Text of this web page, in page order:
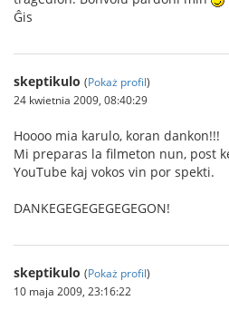
Ĝis
skeptikulo (Pokaż profil)
24 kwietnia 2009, 08:40:29
Hoooo mia karulo, koran dankon!!!
Mi preparas la filmeton nun, post
YouTube kaj vokos vin por spekti.
DANKEGEGEGEGEGEGON!
skeptikulo (Pokaż profil)
10 maja 2009, 23:16:22